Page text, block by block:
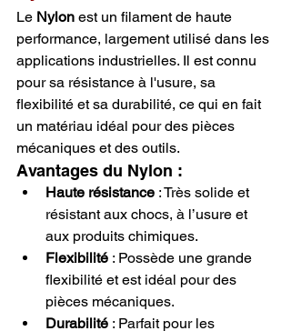
Le Nylon est un filament de haute
performance, largement utilisé dans les
applications industrielles. Il est connu
pour sa résistance à l'usure, sa
flexibilité et sa durabilité, ce qui en fait
un matériau idéal pour des pièces
mécaniques et des outils.
Avantages du Nylon :
Haute résistance : Très solide et
résistant aux chocs, à l’usure et
aux produits chimiques.
Flexibilité : Possède une grande
flexibilité et est idéal pour des
pièces mécaniques.
Durabilité : Parfait pour les